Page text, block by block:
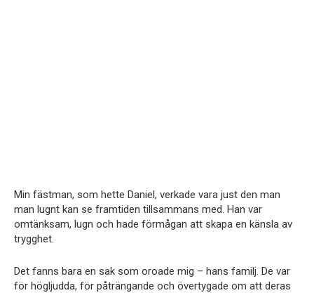
Min fästman, som hette Daniel, verkade vara just den man
man lugnt kan se framtiden tillsammans med. Han var
omtänksam, lugn och hade förmågan att skapa en känsla av
trygghet.
Det fanns bara en sak som oroade mig – hans familj. De var
för högljudda, för påträngande och övertygade om att deras